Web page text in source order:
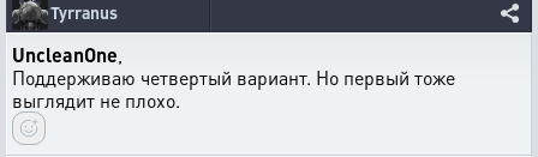
Tyrranus
UncleanOne
Поддерживаю четвертый вариант. Но первый тоже
выглядит не плохо.